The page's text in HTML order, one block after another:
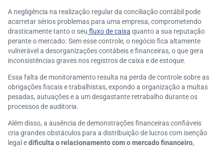
A negligência na realização regular da conciliação contábil pode
acarretar sérios problemas para uma empresa, comprometendo
drasticamente tanto o seu fluxo de caixa quanto a sua reputação
perante o mercado. Sem esse controle, o negócio fica altamente
vulnerável a desorganizações contábeis e financeiras, o que gera
inconsistências graves nos registros de caixa e de estoque.
Essa falta de monitoramento resulta na perda de controle sobre as
obrigações fiscais e trabalhistas, expondo a organização a multas
pesadas, autuações e a um desgastante retrabalho durante os
processos de auditoria.
Além disso, a ausência de demonstrações financeiras confiáveis
cria grandes obstáculos para a distribuição de lucros com isenção
legal edificulta o relacionamento com o mercado financeiro,